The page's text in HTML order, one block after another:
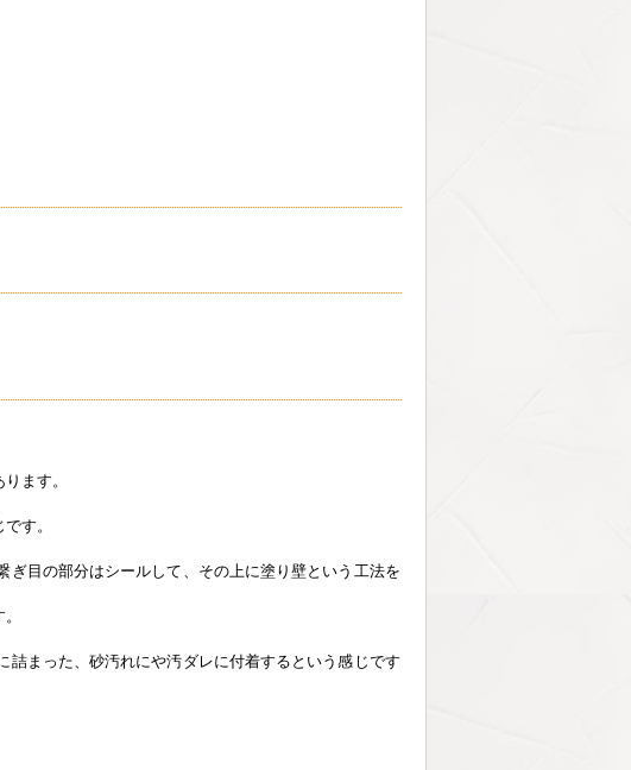
ます。
す。
目の部分はシールして、その上に塗り壁という工法を
まった、砂汚れにや汚ダレに付着するという感じです